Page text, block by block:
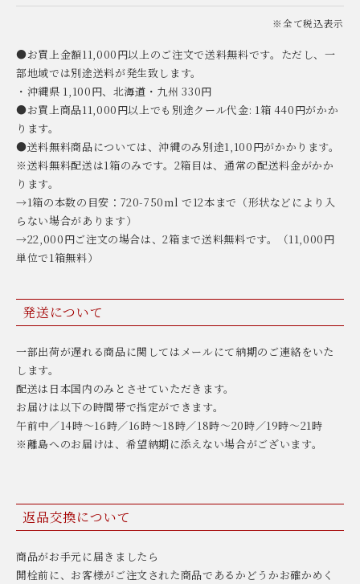
※全て税込表示
●お買上金額11,000円以上のご注文で送料無料です。ただし、一
部地域では別途送料が発生致します。
・沖縄県 1,100円、北海道・九州 330円
●お買上商品11,000円以上でも別途クール代金: 1箱 440円がかか
ります。
●送料無料商品については、沖縄のみ別途1,100円がかかります。
※送料無料配送は1箱のみです。2箱目は、通常の配送料金がかか
ります。
→1箱の本数の目安：720-750ml で12本まで（形状などにより入
らない場合があります）
→22,000円ご注文の場合は、2箱まで送料無料です。（11,000円
単位で1箱無料）
発送について
一部出荷が遅れる商品に関してはメールにて納期のご連絡をいた
します。
配送は日本国内のみとさせていただきます。
お届けは以下の時間帯で指定ができます。
午前中／14時〜16時／16時〜18時／18時〜20時／19時〜21時
※離島へのお届けは、希望納期に添えない場合がございます。
返品交換について
商品がお手元に届きましたら
開栓前に、お客様がご注文された商品であるかどうかお確かめく